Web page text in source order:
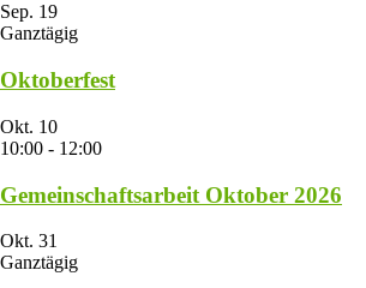
Sep. 19
Ganztägig
Oktoberfest
Okt. 10
10:00 - 12:00
Gemeinschaftsarbeit Oktober 2026
Okt. 31
Ganztägig